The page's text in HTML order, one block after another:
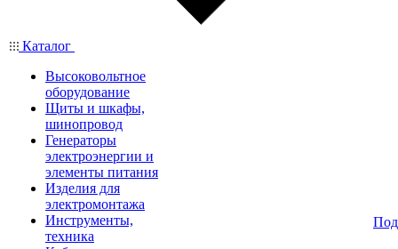
Каталог
Высоковольтное
оборудование
Щиты и шкафы,
шинопровод
Генераторы
электроэнергии и
элементы питания
Изделия для
электромонтажа
Инструменты,
техника